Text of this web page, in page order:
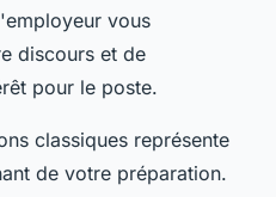
vous
discours et de
pour le poste.
classiques représente
de votre préparation.